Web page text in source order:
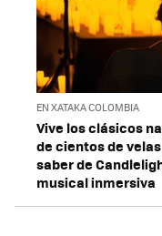
EN XATAKA COLOMBIA
Vive los clásicos
de cientos de
saber de
musical inmersiva